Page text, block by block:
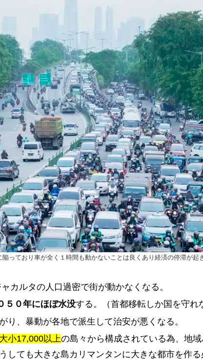
っており車が全く１時間も動かないことは良くあり経済の停滞が起
カルタの人口過密で街が動かなくなる。
５０年にほぼ水没する。（首都移転しか国を守れ
り、暴動が各地で派生して治安が悪くなる。
大小17,000以上の島々から構成されている為、地
しても大きな島カリマンタンに大きな都市を作る